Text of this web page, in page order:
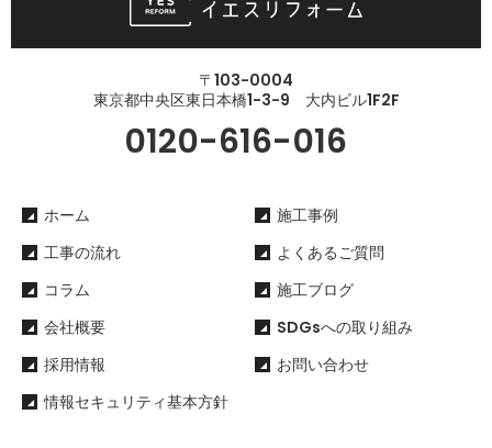
〒103-0004
東京都中央区東日本橋1-3-9 大内ビル1F2F
0120-616-016
ホーム
施工事例
工事の流れ
よくあるご質問
コラム
施工ブログ
会社概要
SDGsへの取り組み
採用情報
お問い合わせ
情報セキュリティ基本方針